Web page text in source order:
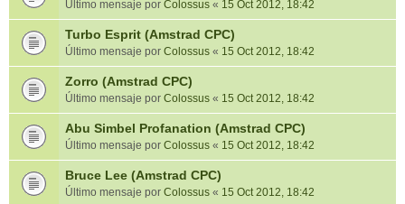
Último mensaje por Colossus « 15 Oct 2012, 18:42
Turbo Esprit (Amstrad CPC)
Último mensaje por Colossus « 15 Oct 2012, 18:42
Zorro (Amstrad CPC)
Último mensaje por Colossus « 15 Oct 2012, 18:42
Abu Simbel Profanation (Amstrad CPC)
Último mensaje por Colossus « 15 Oct 2012, 18:42
Bruce Lee (Amstrad CPC)
Último mensaje por Colossus « 15 Oct 2012, 18:42